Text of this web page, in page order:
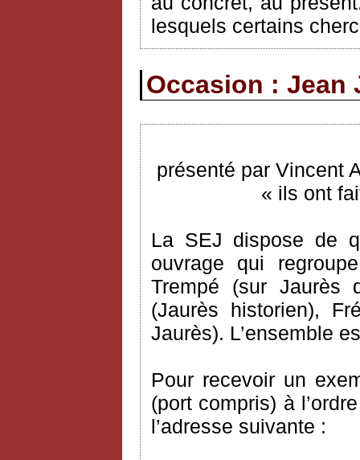
lesquels certains
Occasion : Jean
présenté par Vincent
« ils ont
La SEJ dispose de
ouvrage qui
Trempé (sur Jaurès
(Jaurès historien),
Jaurès). L’ensemble
Pour recevoir un
(port compris) à
l’adresse suivante :